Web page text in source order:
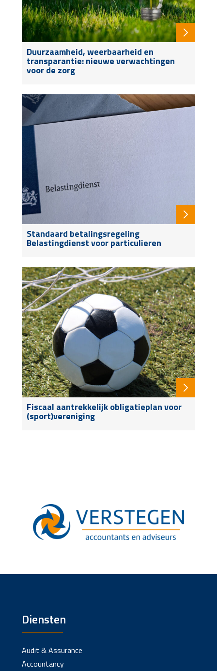
Duurzaamheid, weerbaarheid en
transparantie: nieuwe verwachtingen
voor de zorg
Standaard betalingsregeling
Belastingdienst voor particulieren
Fiscaal aantrekkelijk obligatieplan voor
(sport)vereniging
Diensten
Audit & Assurance
Accountancy